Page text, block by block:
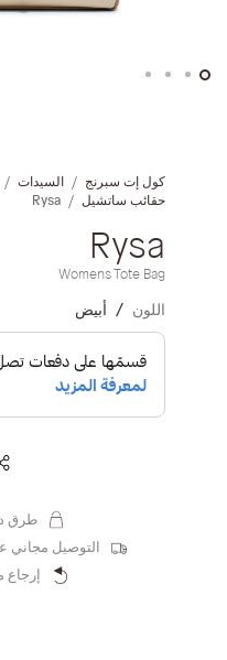
كول إت سبرنج السيدات
حقائب ساتشيل
Rysa
Rysa
Womens Tote Bag
اللون أبيض
طرق
التوصيل مجاني عند
إرجاع